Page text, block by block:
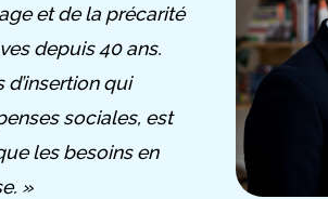
et de la précarité
depuis 40 ans.
qui
sociales, est
les besoins en
»